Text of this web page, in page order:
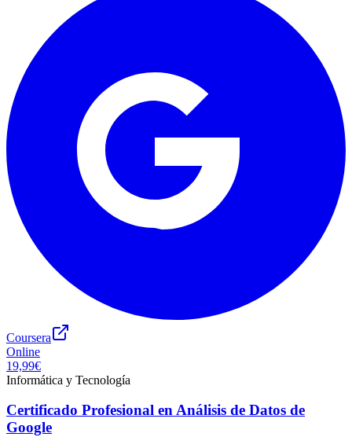
Coursera
Online
19,99€
Informática y Tecnología
Certificado Profesional en Análisis de Datos de
Google